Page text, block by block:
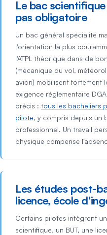
Le bac
pas obligatoire
Un bac général spécialité
l'orientation la plus
l'ATPL théorique dans de
(mécanique du vol,
avion) mobilisent fortement
exigence réglementaire
précis : tous les bacheliers
pilote, y compris depuis un
professionnel. Un travail
physique compense
Les études post-
licence, école
Certains pilotes intègrent
scientifique, un BUT, une